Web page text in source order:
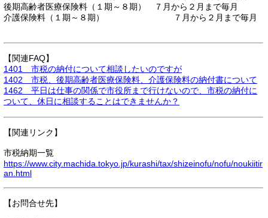
後期高齢者医療保険料（１期～８期） ７月から２月まで毎月
介護保険料（１期～８期） ７月から２月まで毎月
【関連FAQ】
1401 市税の納付について相談したいのですが
1402 市税、後期高齢者医療保険料、介護保険料の納付書について
1462 平日は仕事の関係で市役所まで行けないので、市税の納付に
ついて、休日に相談することはできませんか？
【関連リンク】
市税納期一覧
https://www.city.machida.tokyo.jp/kurashi/tax/shizeinofu/nofu/noukiitir
an.html
【お問合せ先】